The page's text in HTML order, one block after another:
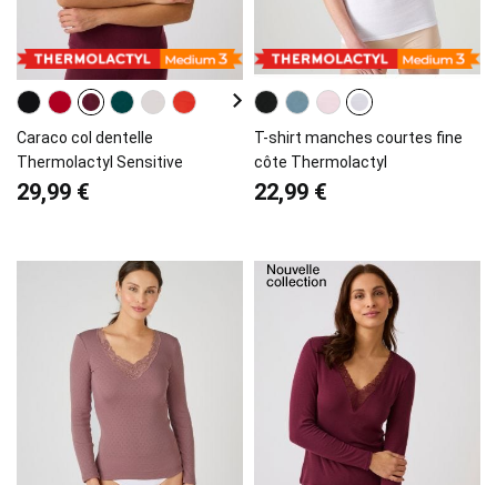
Caraco col dentelle
Thermolactyl Sensitive
29,99 €
T-shirt manches courtes fine
côte Thermolactyl
22,99 €